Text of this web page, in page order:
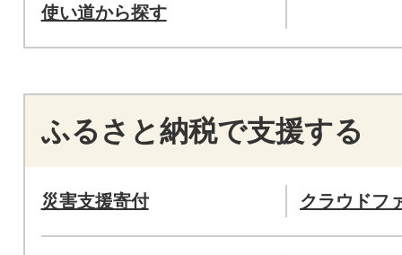
使い道から探す
ふるさと納税で支援する
災害支援寄付 クラウドフ